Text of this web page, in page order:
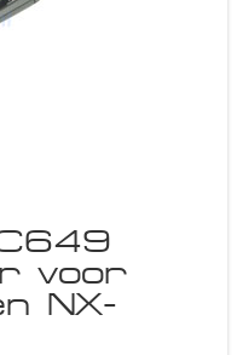
voor
NX-